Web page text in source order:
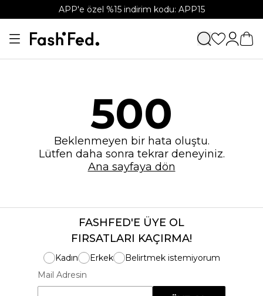
APP'e özel %15 indirim kodu: APP15
500
Beklenmeyen bir hata oluştu.
Lütfen daha sonra tekrar deneyiniz.
Ana sayfaya dön
FASHFED'E ÜYE OL
FIRSATLARI KAÇIRMA!
Kadın Erkek
Belirtmek istemiyorum
Mail Adresin